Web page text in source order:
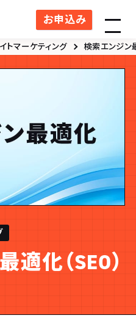
お申込み
トマーケティング 検索エンジン
化（SEO）